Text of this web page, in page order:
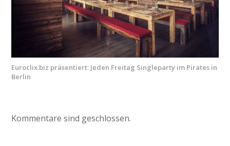
Euroclix.biz präsentiert: Jeden Freitag Singleparty im Pirates in
Berlin
Kommentare sind geschlossen.